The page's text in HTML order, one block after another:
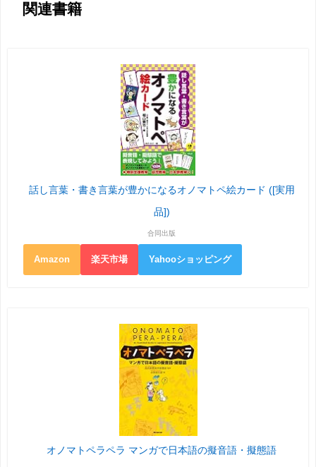
関連書籍
話し言葉・書き言葉が豊かになるオノマトペ絵カード ([実用
品])
合同出版
Amazon 楽天市場 Yahooショッピング
オノマトペラペラ マンガで日本語の擬音語・擬態語